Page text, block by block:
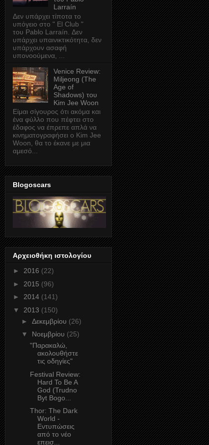
Larraín
Δεν υπάρχει τίποτα το
υπόγειο στο " El Club "
του Pablo Larraín. Δεν
υπάρχει υπαινικτικότητα, δεν
υπάρχουν ασαφή
υπονοούμενα, ...
Venice Review:
Miljeong (The
Age of
Shadows) του
Kim Jee Woon
Είμαι σίγουρος ότι ακόμα και
ένα φύλλο που πέφτει στο
έδαφος να έπρεπε απλά να
κινηματογραφήσει ο Kim Jee
Woon, θα το έκανε με μια
αμεσό...
Blogoscars
Αρχειοθήκη ιστολογίου
► 2016 (22)
► 2015 (96)
► 2014 (141)
▼
2013 (150)
► Δεκεμβρίου (26)
▼
Νοεμβρίου (25)
"Παρακαλώ,
ακολουθήστε
τις οδηγίες"
Festival Review:
Hard To Be A
God (Trudno
Byt Bogo...
Thor: The Dark
World -
Εντυπώσεις
από το νέο
επεισ...